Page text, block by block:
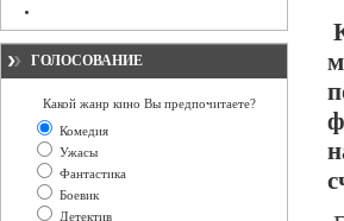
ГОЛОСОВАНИЕ
Какой жанр кино Вы предпочитаете?
Комедия
Ужасы
Фантастика
Боевик
Детектив